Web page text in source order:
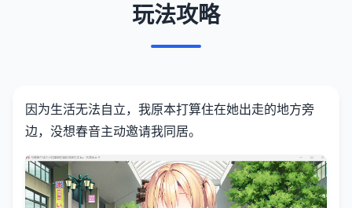
玩法攻略
因为生活无法自立，我原本打算住在她出走的地方旁
边，没想春音主动邀请我同居。